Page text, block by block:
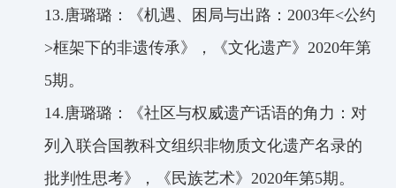
13.唐璐璐：《机遇、困局与出路：2003年<公约
>框架下的非遗传承》，《文化遗产》2020年第
5期。
14.唐璐璐：《社区与权威遗产话语的角力：对
列入联合国教科文组织非物质文化遗产名录的
批判性思考》，《民族艺术》2020年第5期。